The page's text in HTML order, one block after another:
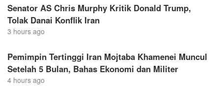
Senator AS Chris Murphy Kritik Donald Trump,
Tolak Danai Konflik Iran
3 hours ago
Pemimpin Tertinggi Iran Mojtaba Khamenei Muncul
Setelah 5 Bulan, Bahas Ekonomi dan Militer
4 hours ago